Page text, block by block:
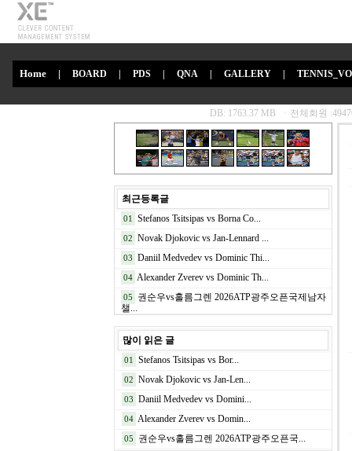
Home | BOARD PDS QNA GALLERY
최근등록글
01 Stefanos Tsitsipas vs Borna Co...
02 Novak Djokovic vs Jan-Lennard ...
03 Daniil Medvedev vs Dominic Thi...
04 Alexander Zverev vs Dominic Th...
05
권순우vs홀름그렌 2026ATP광주오픈국제남자
챌...
많이 읽은 글
01 Stefanos Tsitsipas vs Bor...
02 Novak Djokovic vs Jan-Len...
03 Daniil Medvedev vs Domini...
04 Alexander Zverev vs Domin...
05 권순우vs홀름그렌 2026ATP광주오픈국...